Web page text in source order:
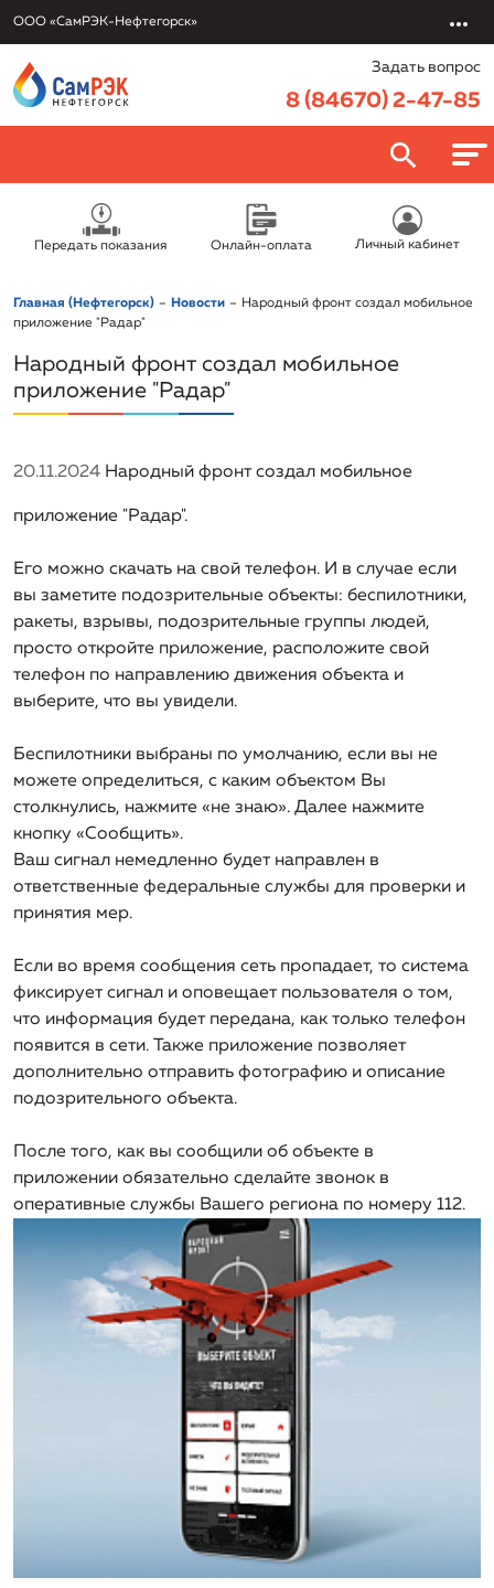
ООО «СамРЭК-Нефтегорск»
Задать вопрос
8 (84670) 2-47-85
О компании
Руководство
Раскрытие информации
Правовая информация/Противодействие коррупции
Тариф на Тех.присоединение
Нормативная база
Специальная оценка условий труда
Информация
Информация об условиях, на которых осуществляется
поставка регулируемых товаров
Информация об основных потребительских
характеристиках регулируемых товаров и услуг
хозяйственной деятельности регулируемой
организации, включая структуру основных
производственных затрат (в части регулируемых
видов деятельности)
Информация о способах приобретения, стоимости и
регулируемых товаров и (или) оказания регулируемых
услуг регулируемой организацией
Информация об инвестиционных программах
регулируемой организации и отчетах об их
реализации
Информация о ценах (тарифах) на регулируемые
товары (услуги)
Информация о наличии (отсутствии) технической
возможности подключения (технологического
присоединения) к системе теплоснабжения, а также о
регистрации и ходе реализации заявок на
подключение (технологическое присоединение) к
системе теплоснабжения
Информация о порядке выполнения
технологических, технических и других мероприятий,
Политика в отношении обработки персональных данных
Онлайн-оплата
Передать показания
Заключить договор онлайн
Урегулировать задолженность
Продажа долгов
Рейтинг платежеспособных предприятий
Акции
Бланки документов
Вопрос-ответ
Услуги
Обслуживание и эксплуатация объектов
Электротехническая лаборатория
Проектирование
Проектирование внутренних инженерных
коммуникаций по разделам ГСВ и ТМ
Проектирование наружных сетей газо-, водо- и
теплоснабжения
Разработка сметной документации на изыскательные
работы, проектные работы и СМР
Капитальное строительство
Подготовка исходно-разрешительной документации
на проектирование объектов капитального
строительства
Генподряд по объектам капитального строительства
Аренда спецтехники
Подключение к системе водоснабжения и
водоотведения
систем автоматизации и диспетчеризации объектов
теплоснабжения, водоснабжения и водоотведения
Вакансии
Контакты
Передать показания Онлайн-оплата Личный кабинет
Главная (Нефтегорск) Новости
Народный фронт создал мобильное
приложение "Радар"
Народный фронт создал мобильное
приложение "Радар"
20.11.2024 Народный фронт создал мобильное
приложение "Радар".
Его можно скачать на свой телефон. И в случае если
вы заметите подозрительные объекты: беспилотники,
ракеты, взрывы, подозрительные группы людей,
просто откройте приложение, расположите свой
телефон по направлению движения объекта и
выберите, что вы увидели.
Беспилотники выбраны по умолчанию, если вы не
можете определиться, с каким объектом Вы
столкнулись, нажмите «не знаю». Далее нажмите
кнопку «Сообщить».
Ваш сигнал немедленно будет направлен в
ответственные федеральные службы для проверки и
принятия мер.
Если во время сообщения сеть пропадает, то система
фиксирует сигнал и оповещает пользователя о том,
что информация будет передана, как только телефон
появится в сети. Также приложение позволяет
дополнительно отправить фотографию и описание
подозрительного объекта.
После того, как вы сообщили об объекте в
приложении обязательно сделайте звонок в
оперативные службы Вашего региона по номеру 112.